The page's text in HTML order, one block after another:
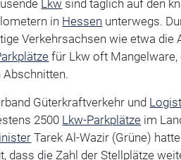
Lkw sind täglich auf den
in Hessen unterwegs.
Verkehrsachsen wie etwa die
für Lkw oft Mangelware,
Güterkraftverkehr und
2500 Lkw-Parkplätze im
Tarek Al-Wazir (Grüne)
dass die Zahl der Stellplätze